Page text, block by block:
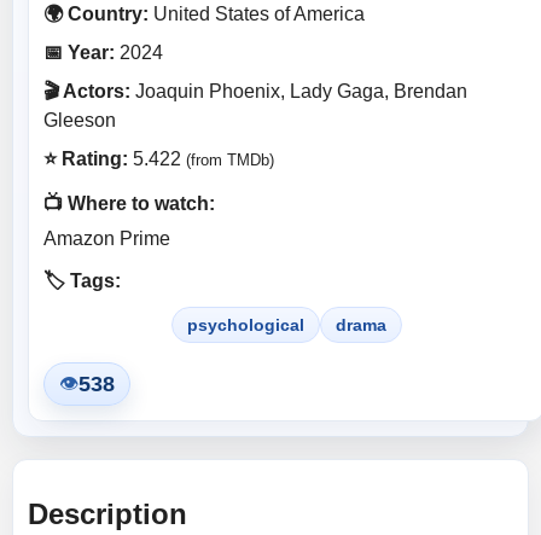
🌍 Country: United States of America
📅 Year: 2024
🎬 Actors: Joaquin Phoenix, Lady Gaga, Brendan
Gleeson
⭐ Rating: 5.422 (from TMDb)
📺 Where to watch:
Amazon Prime
🏷️ Tags:
psychological drama
👁538
Description